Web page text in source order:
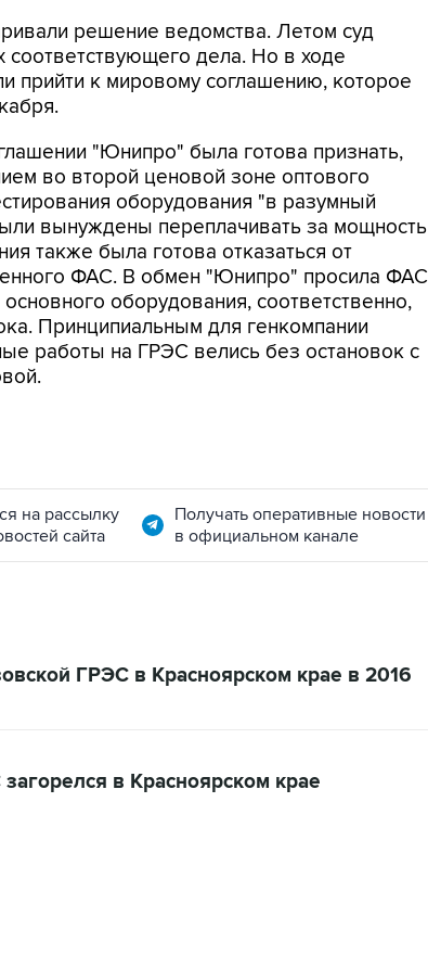
решение ведомства. Летом суд
дела. Но в ходе
прийти к мировому соглашению, которое
"Юнипро" была готова признать,
во второй ценовой зоне оптового
оборудования "в разумный
вынуждены переплачивать за мощность
также была готова отказаться от
ФАС. В обмен "Юнипро" просила ФАС
оборудования, соответственно,
Принципиальным для генкомпании
работы на ГРЭС велись без остановок с
на рассылку
сайта
Получать оперативные новости
в официальном канале
ГРЭС в Красноярском крае в 2016
в Красноярском крае